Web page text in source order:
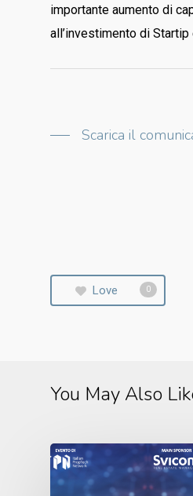
importante aumento di
all’investimento di Startip
Scarica il
Love 0
You May Also